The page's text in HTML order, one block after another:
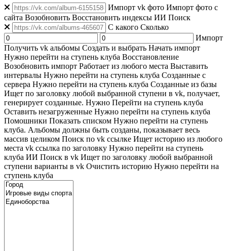
Импорт vk фото Импорт фото с
сайта Возобновить Восстановить индексы ИИ Поиск
C какого Сколько
Импорт
Получить vk альбомы Создать и выбрать Начать импорт
Нужно перейти на ступень клуба Восстановление
Возобновить импорт Работает из любого места Выставить
интервалы Нужно перейти на ступень клуба Созданные с
сервера Нужно перейти на ступень клуба Созданные из базы
Ищет по заголовку любой выбранной ступени в vk, получает,
генерирует созданные. Нужно Перейти на ступень клуба
Оставить незагруженные Нужно перейти на ступень клуба
Помошники Показать списком Нужно перейти на ступень
клуба. Альбомы должны быть созданы, показывает весь
массив целиком Поиск по vk ссылке Ищет историю из любого
места vk ссылка по заголовку Нужно перейти на ступень
клуба ИИ Поиск в vk Ищет по заголовку любой выбранной
ступени варианты в vk Очистить историю Нужно перейти на
ступень клуба